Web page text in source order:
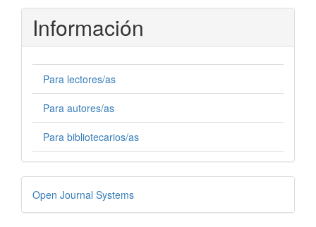
Información
Para lectores/as
Para autores/as
Para bibliotecarios/as
Desarrollado
por
Open Journal Systems